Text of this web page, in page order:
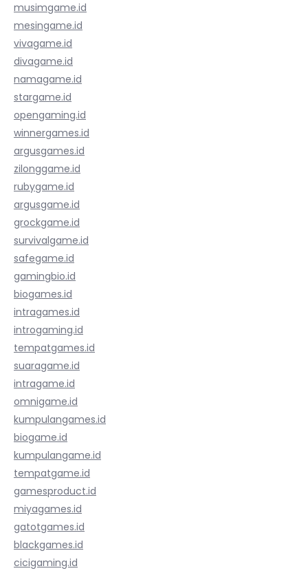
musimgame.id
mesingame.id
vivagame.id
divagame.id
namagame.id
stargame.id
opengaming.id
winnergames.id
argusgames.id
zilonggame.id
rubygame.id
argusgame.id
grockgame.id
survivalgame.id
safegame.id
gamingbio.id
biogames.id
intragames.id
introgaming.id
tempatgames.id
suaragame.id
intragame.id
omnigame.id
kumpulangames.id
biogame.id
kumpulangame.id
tempatgame.id
gamesproduct.id
miyagames.id
gatotgames.id
blackgames.id
cicigaming.id